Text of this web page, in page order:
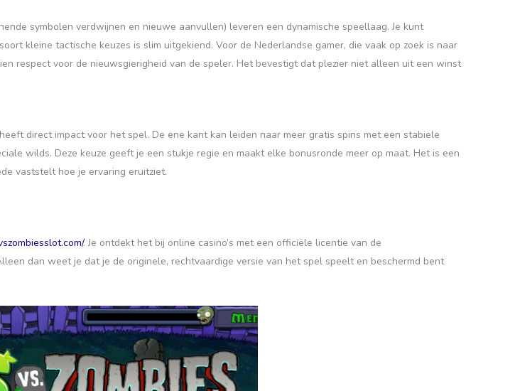
symbolen verdwijnen en nieuwe aanvullen) leveren een dynamische speellaag. Je kunt
kleine tactische keuzes is slim uitgekiend. Voor de Nederlandse gamer, die vaak op zoek is naar
respect voor de nieuwsgierigheid van de speler. Het bevestigt dat plezier niet alleen uit een winst
direct impact voor het spel. De ene kant kan leiden naar meer gratis spins met een stabiele
wilds. Deze keuze geeft je een stukje regie en maakt elke bonusronde meer op maat. Het is een
vaststelt hoe je ervaring eruitziet.
. Je ontdekt het bij online casino’s met een officiële licentie van de
dan weet je dat je de originele, rechtvaardige versie van het spel speelt en beschermd bent